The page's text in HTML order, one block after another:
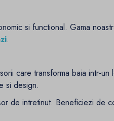
si functional. Gama
.
care transforma baia intr-un
si design.
de intretinut. Beneficiezi de